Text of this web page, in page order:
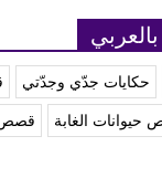
حكايات جدّي وجدّتي
حيوانات الغابة قصص